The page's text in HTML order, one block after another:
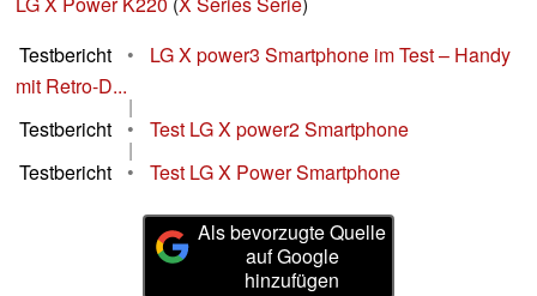
Testbericht
•
LG X power3 Smartphone im Test – Handy
mit Retro-D...
|
Testbericht
• Test LG X power2 Smartphone
|
Testbericht
• Test LG X Power Smartphone
Als bevorzugte Quelle
auf Google
hinzufügen